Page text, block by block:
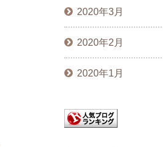
2020年3月
2020年2月
2020年1月